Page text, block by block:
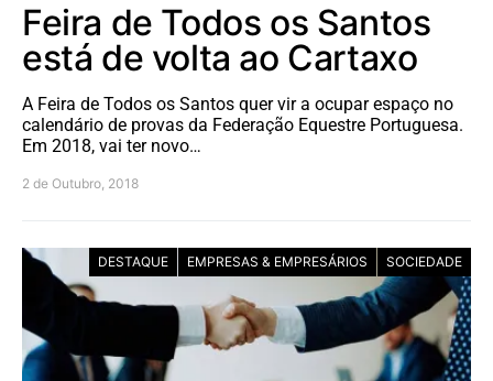
Feira de Todos os Santos
está de volta ao Cartaxo
A Feira de Todos os Santos quer vir a ocupar espaço no
calendário de provas da Federação Equestre Portuguesa.
Em 2018, vai ter novo…
2 de Outubro, 2018
DESTAQUE EMPRESAS & EMPRESÁRIOS SOCIEDADE